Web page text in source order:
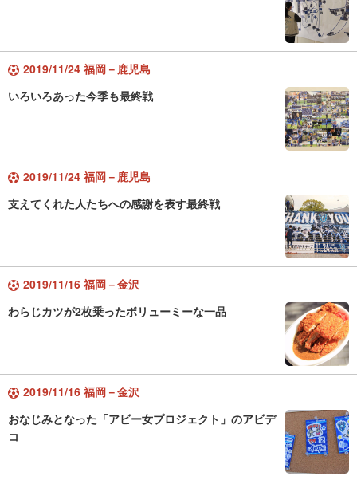
2019/11/24 福岡－鹿児島
いろいろあった今季も最終戦
2019/11/24 福岡－鹿児島
支えてくれた人たちへの感謝を表す最終戦
2019/11/16 福岡－金沢
わらじカツが2枚乗ったボリューミーな一品
2019/11/16 福岡－金沢
おなじみとなった「アビー女プロジェクト」のアビデ
コ